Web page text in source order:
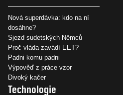
Nová superdávka: kdo na ní
dosáhne?
Sjezd sudetských Němců
Proč vláda zavádí EET?
Padni komu padni
Výpověď z práce vzor
Divoký kačer
Technologie